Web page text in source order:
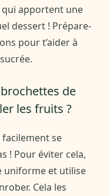
apportent une
dessert ! Prépare-
pour t’aider à
de
les fruits ?
facilement se
! Pour éviter cela,
uniforme et utilise
Cela les